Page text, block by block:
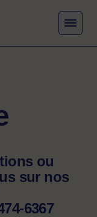
MENU
ou
sur nos
6367